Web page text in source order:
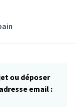
ou déposer
email :